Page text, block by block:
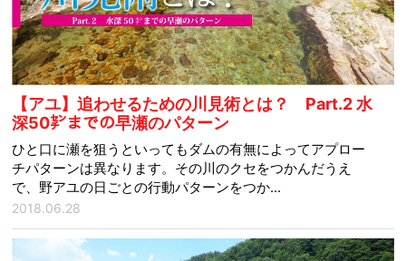
【アユ】追わせるための川見術とは？ Part.2 水
深50㌢までの早瀬のパターン
ひと口に瀬を狙うといってもダムの有無によってアプロー
チパターンは異なります。その川のクセをつかんだうえ
で、野アユの日ごとの行動パターンをつか...
2018.06.28